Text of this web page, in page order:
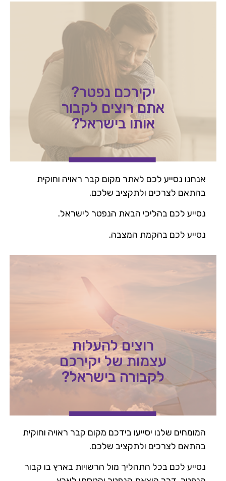
יקירכם נפטר?
אתם רוצים לקבור
אותו בישראל?
אנחנו נסייע לכם לאתר מקום קבר ראויה וחוקית
בהתאם לצרכים ולתקציב שלכם.
נסייע לכם בהליכי הבאת הנפטר לישראל.
נסייע לכם בהקמת המצבה.
רוצים להעלות
עצמות של יקירכם
לקבורה בישראל?
המומחים שלנו יסייעו בידכם מקום קבר ראויה וחוקית
בהתאם לצרכים ולתקציב שלכם.
נסייע לכם בכל התהליך מול הרשויות בארץ בו קבור